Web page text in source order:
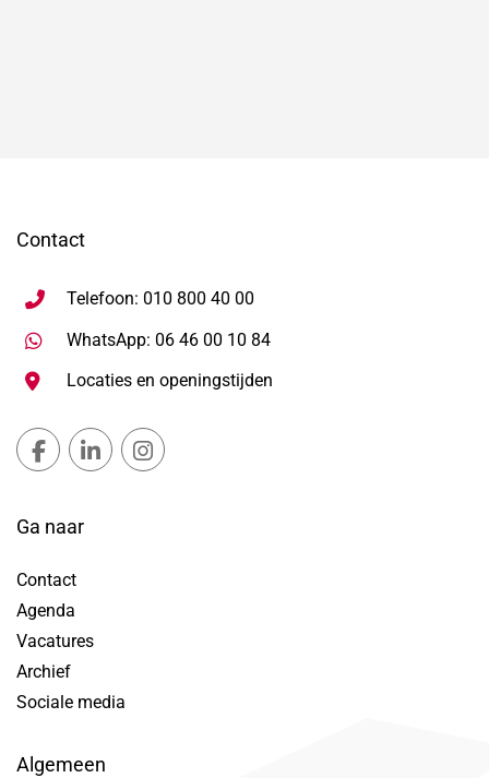
Contact
Telefoon: 010 800 40 00
WhatsApp: 06 46 00 10 84Stuur WhatsApp bericht,
Locaties en openingstijden
Gemeente Lansingerland Facebook, opent in nieuw
Gemeente Lansingerland LinkedIn, opent in
Ga naar
Contact
Agenda
Vacatures
Archief
Sociale media
Algemeen